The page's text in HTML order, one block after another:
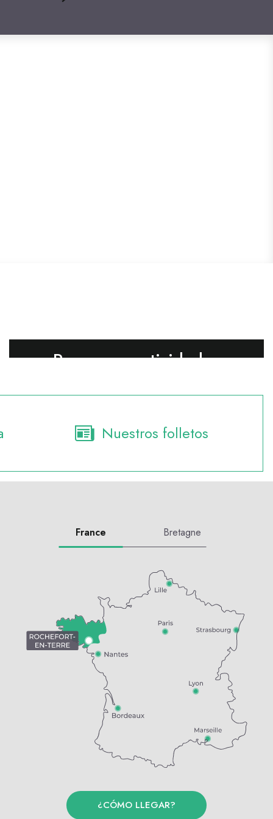
Parques y actividades
Nuestros folletos
France Bretagne
¿CÓMO LLEGAR?